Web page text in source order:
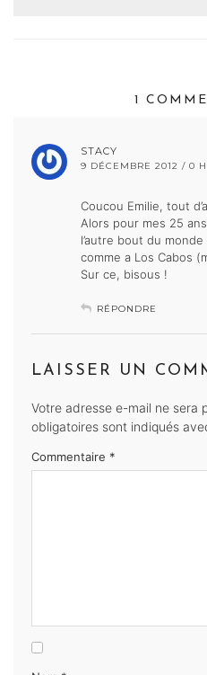
1
STACY
9 DÉCEMBRE 2012 / 0
Coucou Emilie, tout
Alors pour mes 25
l’autre bout du
comme a Los Cabos
Sur ce, bisous !
RÉPONDRE
LAISSER UN
Votre adresse e-mail ne sera
obligatoires sont indiqués
Commentaire *